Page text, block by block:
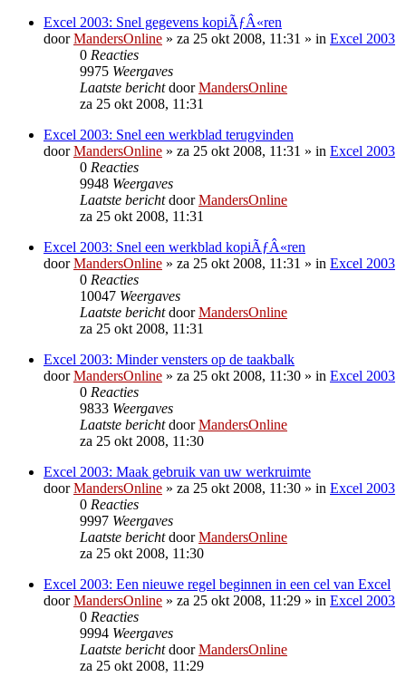
Excel 2003: Snel gegevens kopiÃƒÂ«ren
doorMandersOnline » za 25 okt 2008, 11:31 » in Excel 2003
0 Reacties
9975 Weergaves
Laatste berichtdoorMandersOnline
za 25 okt 2008, 11:31
Excel 2003: Snel een werkblad terugvinden
doorMandersOnline » za 25 okt 2008, 11:31 » in Excel 2003
0 Reacties
9948 Weergaves
Laatste berichtdoorMandersOnline
za 25 okt 2008, 11:31
Excel 2003: Snel een werkblad kopiÃƒÂ«ren
doorMandersOnline » za 25 okt 2008, 11:31 » in Excel 2003
0 Reacties
10047 Weergaves
Laatste berichtdoorMandersOnline
za 25 okt 2008, 11:31
Excel 2003: Minder vensters op de taakbalk
doorMandersOnline » za 25 okt 2008, 11:30 » in Excel 2003
0 Reacties
9833 Weergaves
Laatste berichtdoorMandersOnline
za 25 okt 2008, 11:30
Excel 2003: Maak gebruik van uw werkruimte
doorMandersOnline » za 25 okt 2008, 11:30 » in Excel 2003
0 Reacties
9997 Weergaves
Laatste berichtdoorMandersOnline
za 25 okt 2008, 11:30
Excel 2003: Een nieuwe regel beginnen in een cel van Excel
doorMandersOnline » za 25 okt 2008, 11:29 » in Excel 2003
0 Reacties
9994 Weergaves
Laatste berichtdoorMandersOnline
za 25 okt 2008, 11:29